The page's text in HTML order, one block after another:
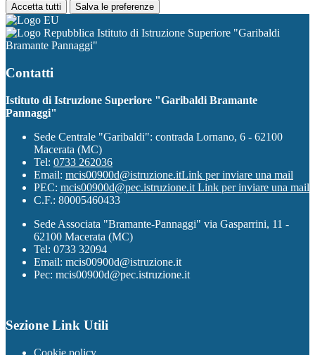
Accetta tutti Salva le preferenze
Istituto di Istruzione Superiore "Garibaldi
Bramante Pannaggi"
Contatti
Istituto di Istruzione Superiore "Garibaldi Bramante
Pannaggi"
Sede Centrale "Garibaldi": contrada Lornano, 6 - 62100
Macerata (MC)
Tel: 0733 262036
Email: mcis00900d@istruzione.itLink per inviare una mail
PEC: mcis00900d@pec.istruzione.it Link per inviare una mail
C.F.: 80005460433
Sede Associata "Bramante-Pannaggi" via Gasparrini, 11 -
62100 Macerata (MC)
Tel: 0733 32094
Email: mcis00900d@istruzione.it
Pec: mcis00900d@pec.istruzione.it
Sezione Link Utili
Cookie policy